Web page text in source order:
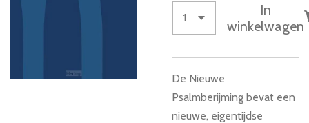
In
winkelwagen
De Nieuwe
Psalmberijming bevat een
nieuwe, eigentijdse